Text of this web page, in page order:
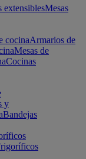
extensiblesMesas
cocinaArmarios de
Mesas de
Cocinas
y
Bandejas